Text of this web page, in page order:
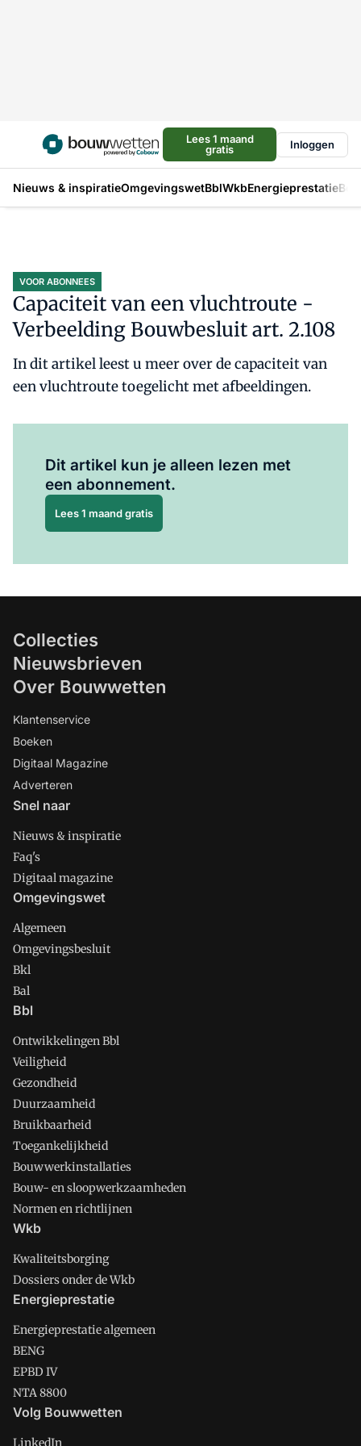
Lees 1 maand
gratis
Inloggen
Nieuws & inspiratieOmgevingswetBblWkbEnergieprestatie
VOOR ABONNEES
Capaciteit van een vluchtroute -
Verbeelding Bouwbesluit art. 2.108
In dit artikel leest u meer over de capaciteit van
een vluchtroute toegelicht met afbeeldingen.
Dit artikel kun je alleen lezen met
een abonnement.
Lees 1 maand gratis
Collecties
Nieuwsbrieven
Over Bouwwetten
Klantenservice
Boeken
Digitaal Magazine
Adverteren
Snel naar
Nieuws & inspiratie
Faq's
Digitaal magazine
Omgevingswet
Algemeen
Omgevingsbesluit
Bkl
Bal
Bbl
Ontwikkelingen Bbl
Veiligheid
Gezondheid
Duurzaamheid
Bruikbaarheid
Toegankelijkheid
Bouwwerkinstallaties
Bouw- en sloopwerkzaamheden
Normen en richtlijnen
Wkb
Kwaliteitsborging
Dossiers onder de Wkb
Energieprestatie
Energieprestatie algemeen
BENG
EPBD IV
NTA 8800
Volg Bouwwetten
LinkedIn